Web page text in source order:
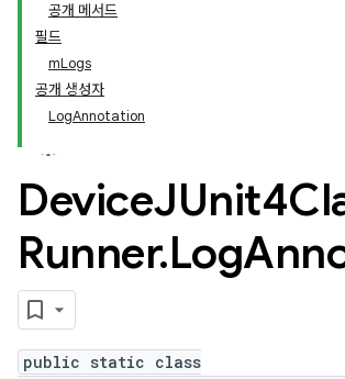
공개 메서드
필드
mLogs
공개 생성자
LogAnnotation
Device
Runner.Log
public static class